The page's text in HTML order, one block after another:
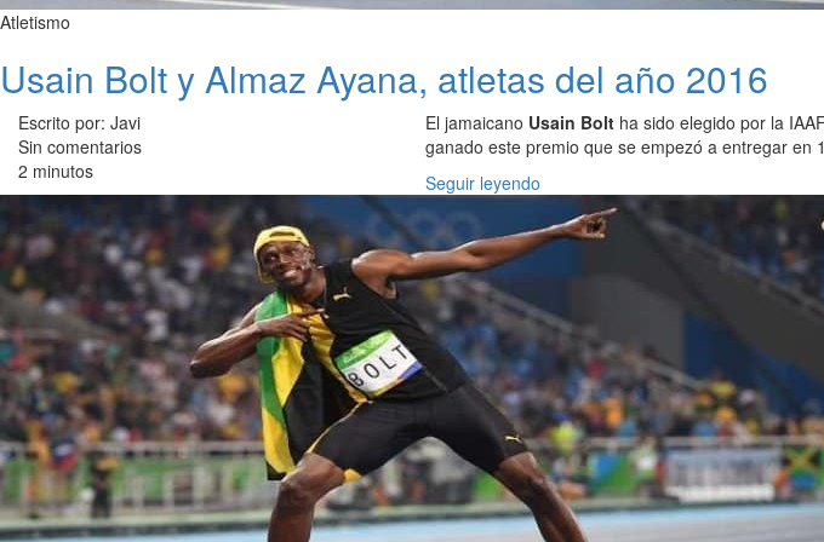
Atletismo
Usain Bolt y Almaz Ayana, atletas del año 2016
Escrito por: Javi
Sin comentarios
2 minutos
El jamaicano Usain Bolt ha sido elegido por la
ganado este premio que se empezó a entregar en
Seguir leyendo